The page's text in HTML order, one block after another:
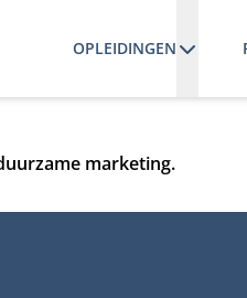
OPLEIDINGEN
marketing.